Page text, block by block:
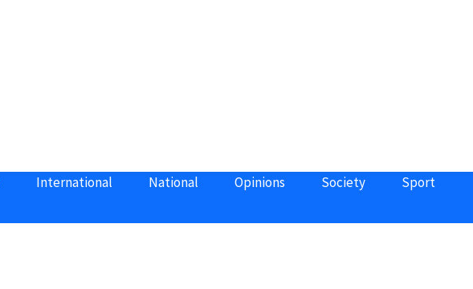
International National Opinions Society Sport